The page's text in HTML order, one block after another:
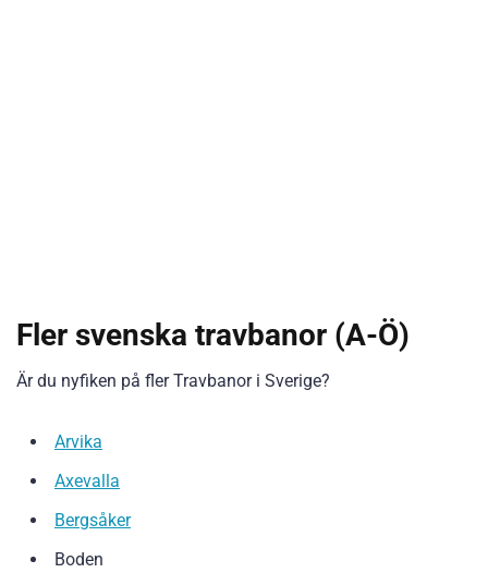
Fler svenska travbanor (A-Ö)
Är du nyfiken på fler Travbanor i Sverige?
Arvika
Axevalla
Bergsåker
Boden